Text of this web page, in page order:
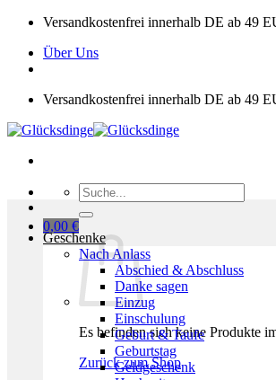
Zum
springen
Versandkostenfrei innerhalb DE ab 49
Über Uns
Versandkostenfrei innerhalb DE ab 49
Suchen
nach:
0,00 €
Es befinden sich keine Produkte
Zurück zum Shop
Geschenke
Nach Anlass
Abschied & Abschluss
Danke sagen
Einzug
Einschulung
Geburt & Taufe
Geburtstag
Geldgeschenk